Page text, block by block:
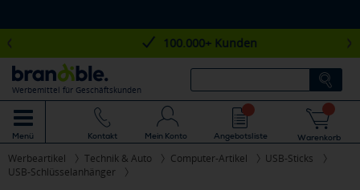
100.000+ Kunden
Werbemittel für Geschäftskunden
Menü Kontakt Mein Konto Angebotsliste Warenkorb
Werbeartikel Technik & Auto Computer-Artikel
USB-Sticks
USB-Schlüsselanhänger